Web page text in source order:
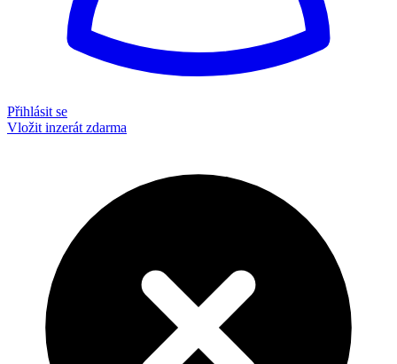
Přihlásit se
Vložit inzerát zdarma